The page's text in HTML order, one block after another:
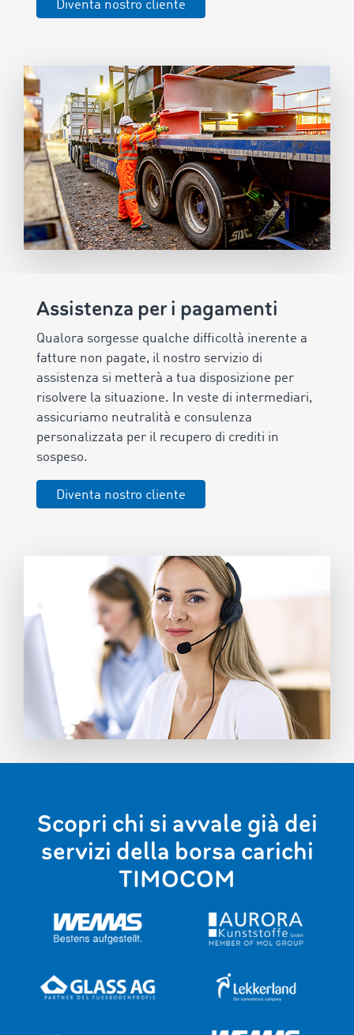
Diventa nostro cliente
Assistenza per i pagamenti
Qualora sorgesse qualche difficoltà inerente a
fatture non pagate, il nostro servizio di
assistenza si metterà a tua disposizione per
risolvere la situazione. In veste di intermediari,
assicuriamo neutralità e consulenza
personalizzata per il recupero di crediti in
sospeso.
Diventa nostro cliente
Scopri chi si avvale già dei
servizi della borsa carichi
TIMOCOM